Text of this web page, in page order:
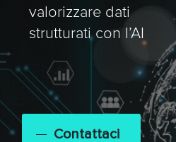
valorizzare dati
strutturati con l’AI
Contattaci